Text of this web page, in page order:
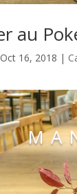
au
Oct 16, 2018 |